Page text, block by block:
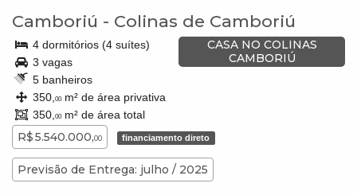
Camboriú - Colinas de Camboriú
CASA NO COLINAS
CAMBORIÚ
4 dormitórios (4 suítes)
3 vagas
5 banheiros
350, 00m² de área privativa
350, 00m² de área total
R$ 5.540.000,00 financiamento direto
Previsão de Entrega: julho / 2025